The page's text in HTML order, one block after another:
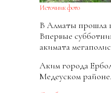
Источник фото
В Алматы прошла
Впервые
акимата
Аким города
Медеуском районе.